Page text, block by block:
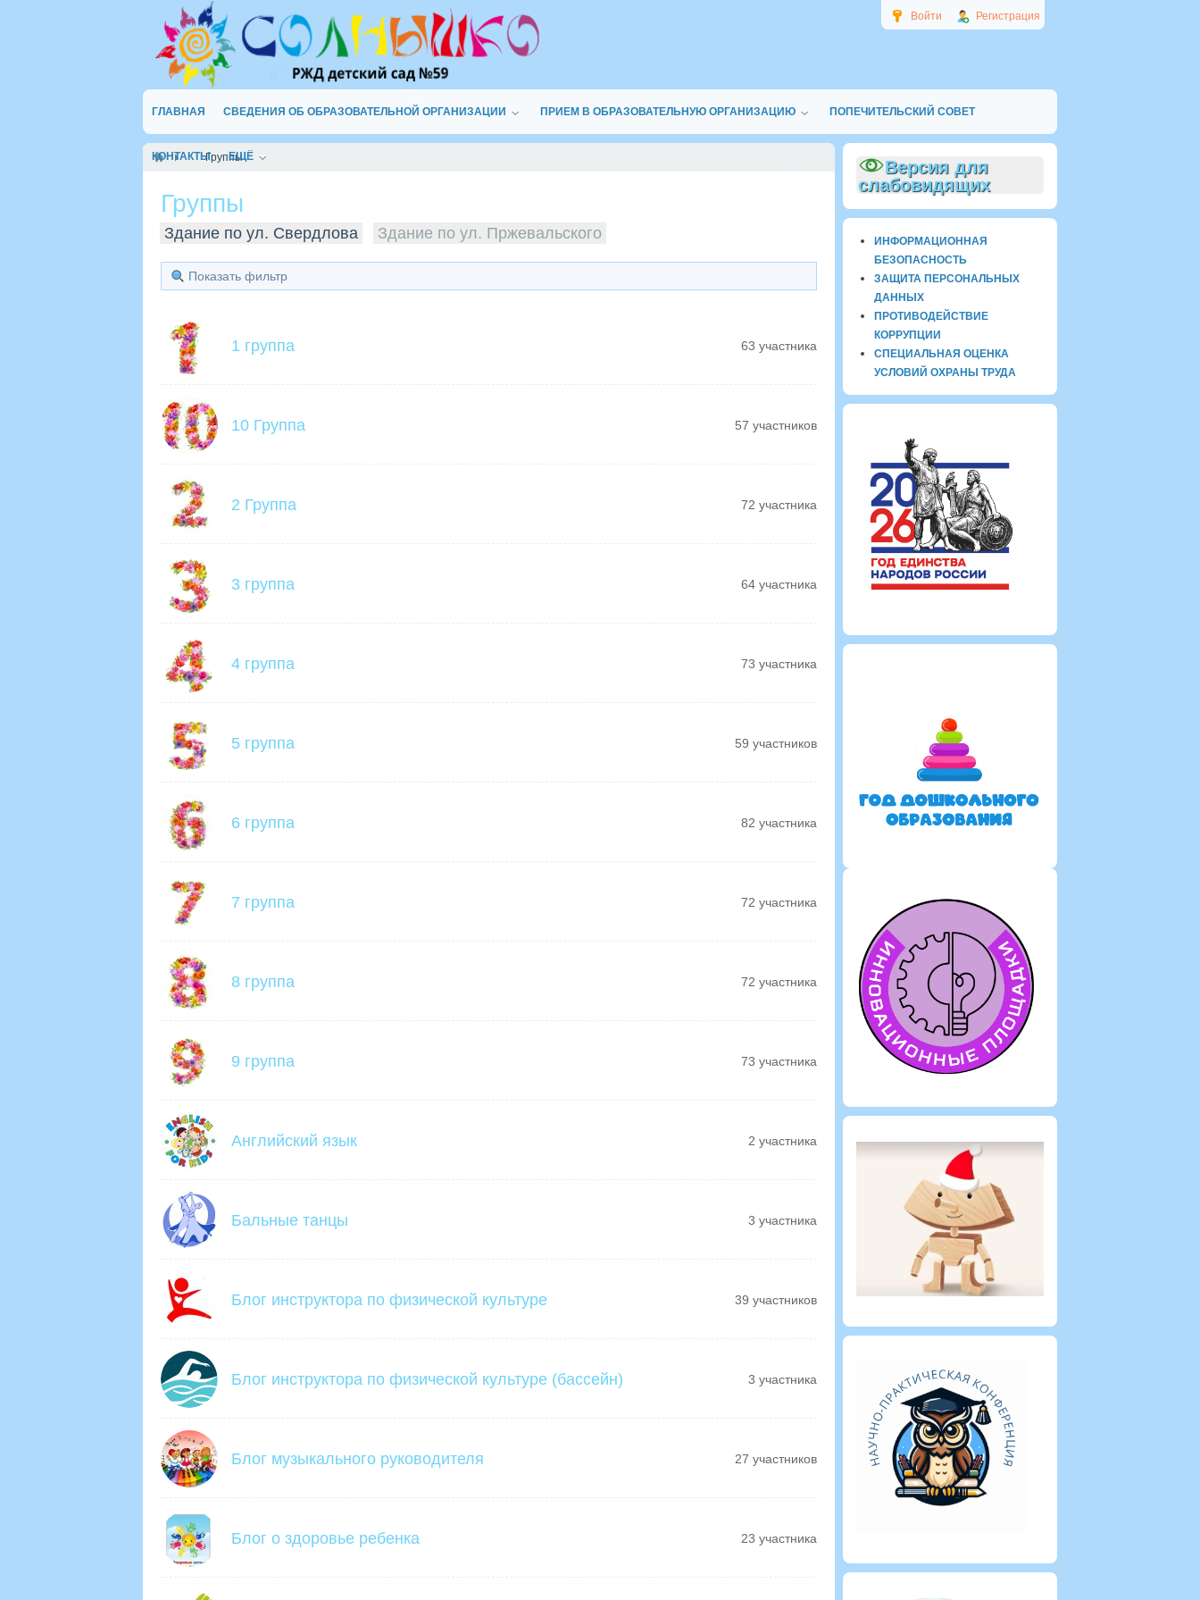
Войти Регистрация
ГЛАВНАЯ СВЕДЕНИЯ ОБ ОБРАЗОВАТЕЛЬНОЙ ОРГАНИЗАЦИИ ПРИЕМ В ОБРАЗОВАТЕЛЬНУЮ ОРГАНИЗАЦИЮ ПОПЕЧИТЕЛЬСКИЙ СОВЕТ
КОНТАКТЫ ЕЩЁ
Группы
Группы
Здание по ул. Свердлова Здание по ул. Пржевальского
Показать фильтр
1 группа 63 участника
10 Группа 57 участников
2 Группа 72 участника
3 группа 64 участника
4 группа 73 участника
5 группа 59 участников
6 группа 82 участника
7 группа 72 участника
8 группа 72 участника
9 группа 73 участника
Английский язык 2 участника
Бальные танцы 3 участника
Блог инструктора по физической культуре 39 участников
Блог инструктора по физической культуре (бассейн) 3 участника
Блог музыкального руководителя 27 участников
Блог о здоровье ребенка 23 участника
Версия для
слабовидящих
ИНФОРМАЦИОННАЯ
БЕЗОПАСНОСТЬ
ЗАЩИТА ПЕРСОНАЛЬНЫХ
ДАННЫХ
ПРОТИВОДЕЙСТВИЕ
КОРРУПЦИИ
СПЕЦИАЛЬНАЯ ОЦЕНКА
УСЛОВИЙ ОХРАНЫ ТРУДА